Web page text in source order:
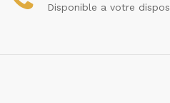
Disponible a votre